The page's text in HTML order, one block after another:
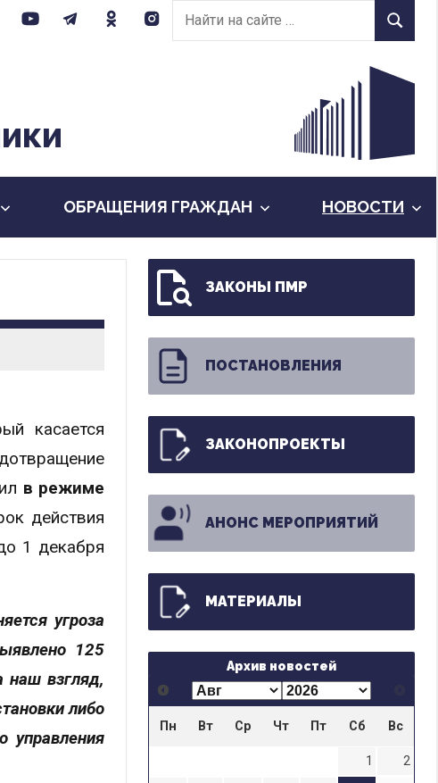
Найти
на
Найти
ОБРАЩЕНИЯ ГРАЖДАН НОВОСТИ
касается
в режиме
действия
1 декабря
угроза
125
взгляд,
либо
управления
ЗАКОНЫ ПМР
ПОСТАНОВЛЕНИЯ
ЗАКОНОПРОЕКТЫ
АНОНС МЕРОПРИЯТИЙ
МАТЕРИАЛЫ
Архив новостей
Пн Вт Ср Чт Пт Сб Вс
1
2